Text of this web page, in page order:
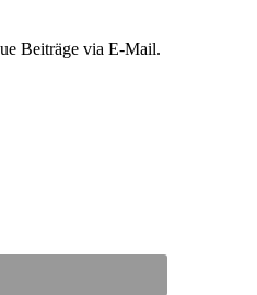
Beiträge via E-Mail.